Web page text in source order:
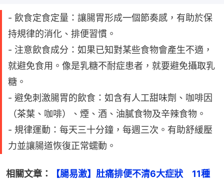
- 飲食定食定量：讓腸胃形成一個節奏感，有助於保
持規律的消化、排便習慣。
- 注意飲食成分：如果已知對某些食物會產生不適，
就避免食用。像是乳糖不耐症患者，就要避免攝取乳
糖。
- 避免刺激腸胃的飲食：如含有人工甜味劑、咖啡因
（茶葉、咖啡）、煙、酒、油膩食物及辛辣食物。
- 規律運動：每天三十分鐘，每週三次。有助舒緩壓
力並讓腸道恢復正常蠕動。
相關文章：
【腸易激】肚痛排便不清6大症狀　11種